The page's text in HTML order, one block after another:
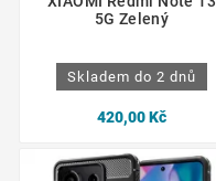
5G Zelený
Skladem do 2 dnů
420,00 Kč